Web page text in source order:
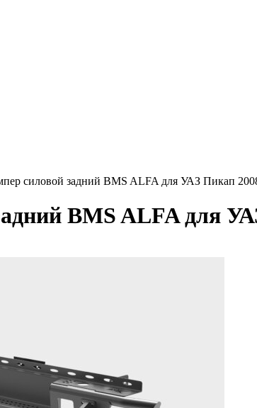
силовой задний BMS ALFA для УАЗ Пикап
BMS ALFA для